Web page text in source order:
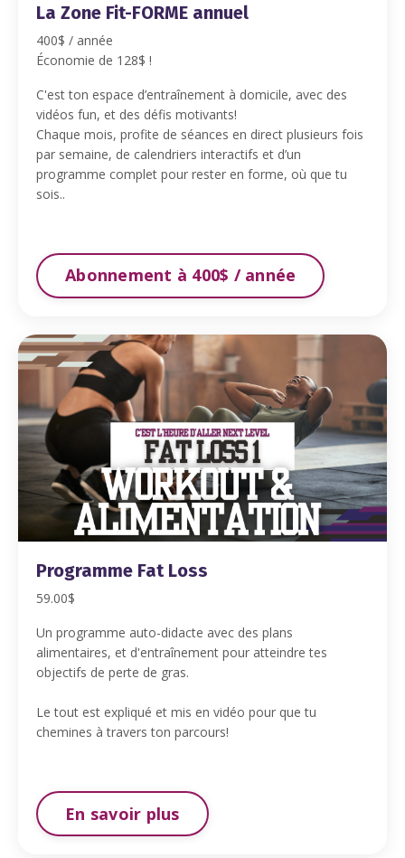
La Zone Fit-FORME annuel
400$ / année
Économie de 128$ !
C'est ton espace d’entraînement à domicile, avec des
vidéos fun, et des défis motivants!
Chaque mois, profite de séances en direct plusieurs fois
par semaine, de calendriers interactifs et d’un
programme complet pour rester en forme, où que tu
sois..
Abonnement à 400$ / année
Programme Fat Loss
59.00$
Un programme auto-didacte avec des plans
alimentaires, et d'entraînement pour atteindre tes
objectifs de perte de gras.
Le tout est expliqué et mis en vidéo pour que tu
chemines à travers ton parcours!
En savoir plus